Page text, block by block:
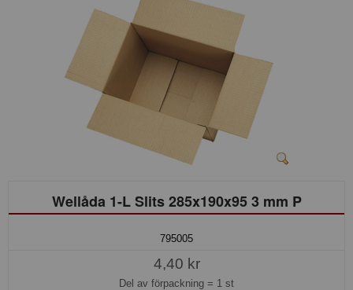
Wellåda 1-L Slits 285x190x95 3 mm P
795005
4,40 kr
Del av förpackning = 1 st